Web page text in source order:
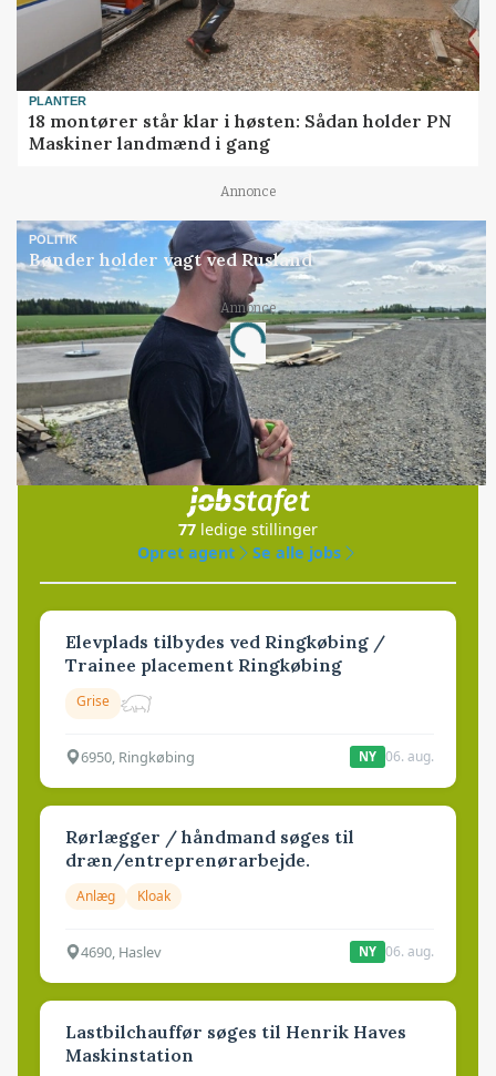
PLANTER
18 montører står klar i høsten: Sådan holder PN
Maskiner landmænd i gang
Annonce
POLITIK
Bønder holder vagt ved Rusland
Annonce
Loading...
Jobs
i samarbejde med
77 ledige stillinger
Opret agent
Se alle jobs
Elevplads tilbydes ved Ringkøbing /
Trainee placement Ringkøbing
Grise
6950, Ringkøbing NY 06. aug.
Rørlægger / håndmand søges til
dræn/entreprenørarbejde.
Anlæg Kloak
4690, Haslev NY 06. aug.
Lastbilchauffør søges til Henrik Haves
Maskinstation